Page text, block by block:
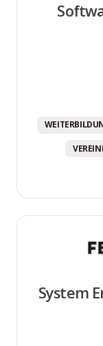
System